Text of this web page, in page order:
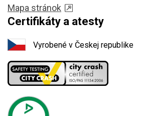
Mapa stránok
Certifikáty a atesty
Vyrobené v Českej republike